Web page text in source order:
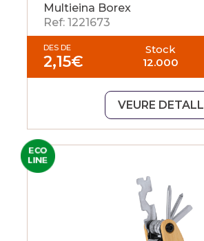
Multieina Borex
Ref: 1221673
DES DE
2,15€
Stock
12.000
VEURE DETALL